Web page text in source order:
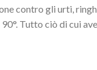
contro gli urti,
Tutto ciò di cui